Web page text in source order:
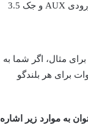
دستگاه‌های مختلفی را به آن متصل کنید. برخی از ورودی‌های صوتی شامل ورودی RCA، ورودی AUX و جک 3.5
مثال، اگر شما به
دنبال ماژول آمپلی فایر برای یک سیستم صوتی خانگی باشید، توان خروجی باید حداقل 10 وات برای هر بلندگو
به موارد زیر اشاره